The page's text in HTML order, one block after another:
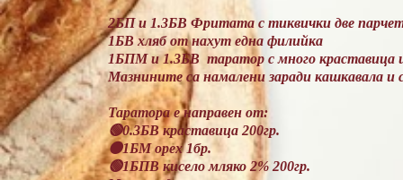
2БП и 1.3БВ Фритата с тиквички две
1БВ хляб от нахут една филийка
1БПМ и 1.3БВ таратор с много краставица
Мазнините са намалени заради кашкавала
Таратора е направен от:
🟢0.3БВ краставица 200гр.
🟠1БМ орех 1бр.
🟢1БПВ кисело мляко 2% 200гр.